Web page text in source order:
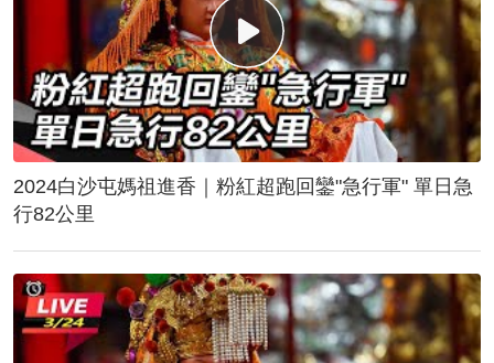
2024白沙屯媽祖進香｜粉紅超跑回鑾"急行軍" 單日急
行82公里